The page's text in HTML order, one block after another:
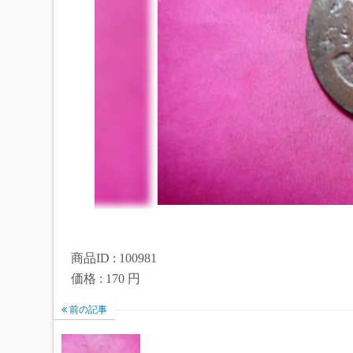
商品ID : 100981
価格 : 170 円
前の記事